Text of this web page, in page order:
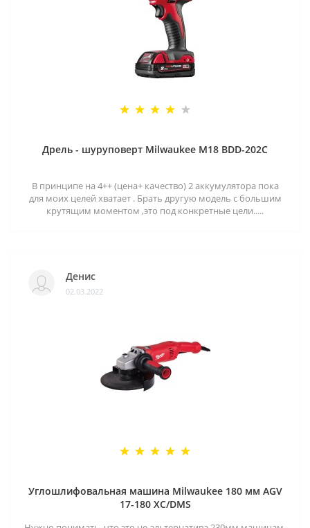
Дрель - шуруповерт Milwaukee M18 BDD-202C
В принципе на 4++ (цена+ качество) 2 аккумулятора пока
для моих целей хватает . Брать другую модель с большим
крутящим моментом ,это под конкретные цели.....
Денис
02.03.2022
Углошлифовальная машина Milwaukee 180 мм AGV
17-180 XC/DMS